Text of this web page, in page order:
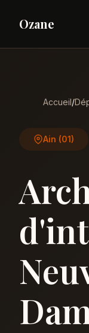
Ozane
Accueil/
Ain (01)